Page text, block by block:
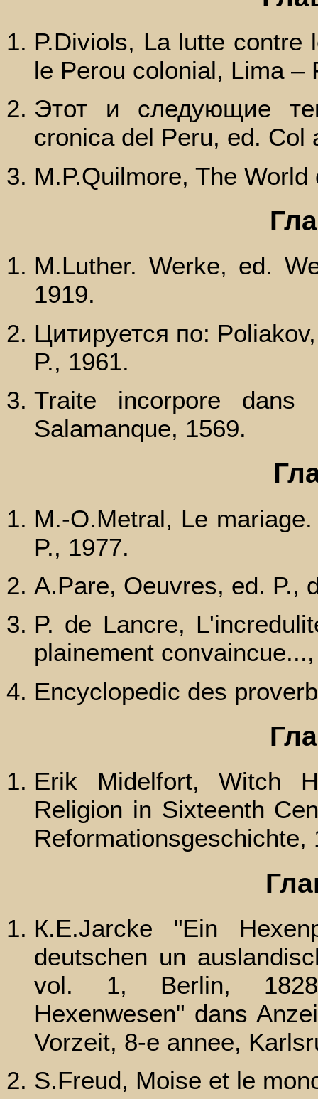
P.Diviols, La lutte contre
le Perou colonial, Lima –
Этот и следующие
cronica del Peru, ed. Col
M.P.Quilmore, The
M.Luther. Werke, ed.
1919.
Цитируется по:
P., 1961.
Traite incorpore
Salamanque, 1569.
M.-O.Metral, Le
P., 1977.
A.Pare, Oeuvres, ed. P.,
P. de Lancre,
plainement
Encyclopedic des
Erik Midelfort, Witch
Religion in Sixteenth
Reformationsgeschichte,
К.Е.Jarcke "Ein
deutschen un
vol. 1, Berlin,
Hexenwesen" dans
Vorzeit, 8-e annee,
S.Freud, Moise et le